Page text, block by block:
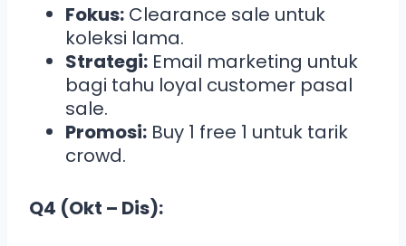
Fokus: Clearance sale untuk
koleksi lama.
Strategi: Email marketing untuk
bagi tahu loyal customer pasal
sale.
Promosi: Buy 1 free 1 untuk tarik
crowd.
Q4 (Okt – Dis):